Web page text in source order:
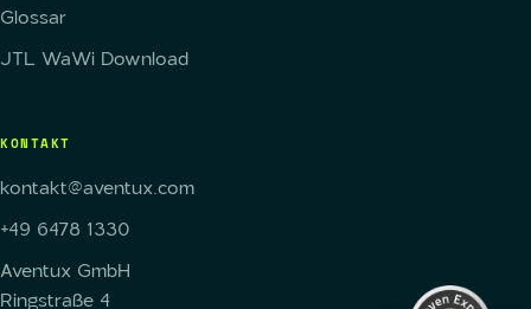
Glossar
JTL WaWi Download
KONTAKT
kontakt@aventux.com
+49 6478 1330
Aventux GmbH
Ringstraße 4
ProvenExpert.com